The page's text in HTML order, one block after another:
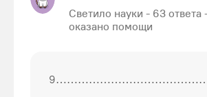
Светило науки - 63 ответа
оказано помощи